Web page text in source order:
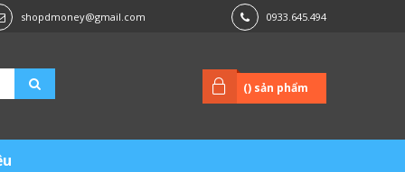
shopdmoney@gmail.com 0933.645.494
() sản phẩm